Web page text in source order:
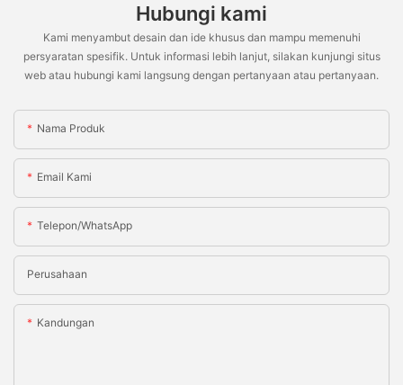
Hubungi kami
Kami menyambut desain dan ide khusus dan mampu memenuhi
persyaratan spesifik. Untuk informasi lebih lanjut, silakan kunjungi situs
web atau hubungi kami langsung dengan pertanyaan atau pertanyaan.
Nama Produk
Email Kami
Telepon/WhatsApp
Perusahaan
Kandungan